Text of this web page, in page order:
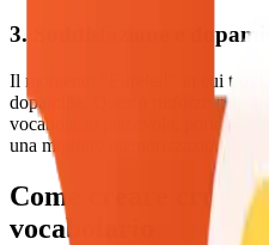
3. Soddisfazione e
Il momento "Eureka!" in cui trovi
dopamina. Questo rinforzo
vocabolario piacevole, portando a
una migliore memorizzazione.
Come creare
vocabolario